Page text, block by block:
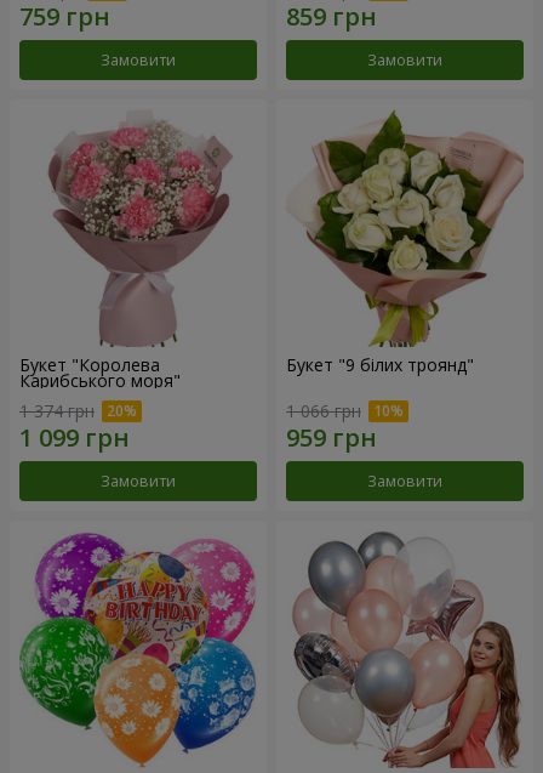
Замовити Замовити
Букет "Королева
Карибського моря"
1 374 грн
Замовити
Букет "9 білих троянд"
1 066 грн
Замовити